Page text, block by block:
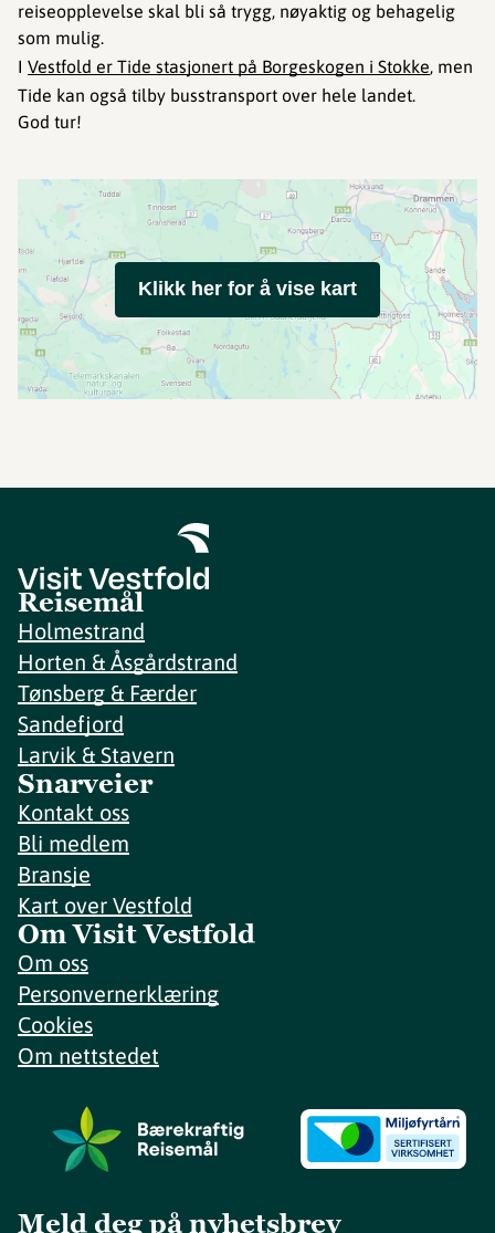
reiseopplevelse skal bli så trygg, nøyaktig og behagelig
som mulig.
I Vestfold er Tide stasjonert på Borgeskogen i Stokke, men
Tide kan også tilby busstransport over hele landet.
God tur!
Klikk her for å vise kart
Reisemål
Holmestrand
Horten & Åsgårdstrand
Tønsberg & Færder
Sandefjord
Larvik & Stavern
Snarveier
Kontakt oss
Bli medlem
Bransje
Kart over Vestfold
Om Visit Vestfold
Om oss
Personvernerklæring
Cookies
Om nettstedet
Meld deg på nyhetsbrev